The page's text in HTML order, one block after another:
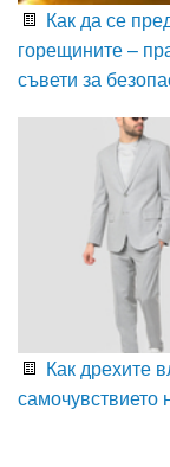
Как да се
горещините –
съвети за
Как дрехите
самочувствието